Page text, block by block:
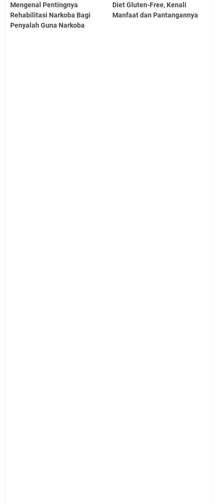
Mengenal Pentingnya
Rehabilitasi Narkoba Bagi
Penyalah Guna Narkoba
Diet Gluten-Free, Kenali
Manfaat dan Pantangannya